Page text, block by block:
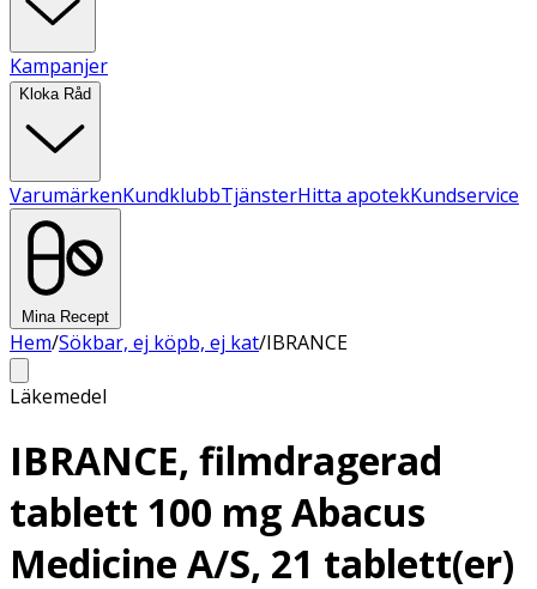
Kampanjer
Kloka Råd
VarumärkenKundklubbTjänsterHitta apotekKundservice
Mina Recept
Hem/Sökbar, ej köpb, ej kat/IBRANCE
Läkemedel
IBRANCE, filmdragerad
tablett 100 mg Abacus
Medicine A/S, 21 tablett(er)